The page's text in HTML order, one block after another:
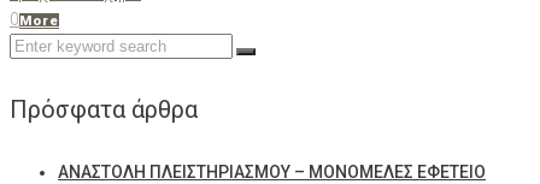
0 More
Search
Πρόσφατα άρθρα
ΑΝΑΣΤΟΛΗ ΠΛΕΙΣΤΗΡΙΑΣΜΟΥ – ΜΟΝΟΜΕΛΕΣ ΕΦΕΤΕΙΟ